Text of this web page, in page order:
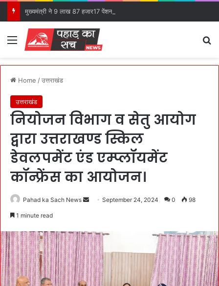
Menu
Home /उत्तराखंड
उत्तराखंड
नियोजन विभाग व सेतु आयोग
द्वारा उत्तराखण्ड स्किल
डेवलपमेंट एंड एम्प्लॉयमेंट
कॉन्फ्रेंस का आयोजन।
Pahad ka Sach News
d
a
n
e
m
September 24, 2024 0 98
1 minute read